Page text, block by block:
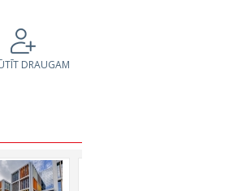
DRAUGAM